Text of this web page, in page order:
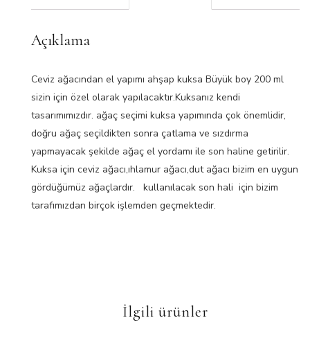
Açıklama
Ceviz ağacından el yapımı ahşap kuksa Büyük boy 200 ml
sizin için özel olarak yapılacaktır.Kuksanız kendi
tasarımımızdır. ağaç seçimi kuksa yapımında çok önemlidir,
doğru ağaç seçildikten sonra çatlama ve sızdırma
yapmayacak şekilde ağaç el yordamı ile son haline getirilir.
Kuksa için ceviz ağacı,ıhlamur ağacı,dut ağacı bizim en uygun
gördüğümüz ağaçlardır. kullanılacak son hali için bizim
tarafımızdan birçok işlemden geçmektedir.
İlgili ürünler